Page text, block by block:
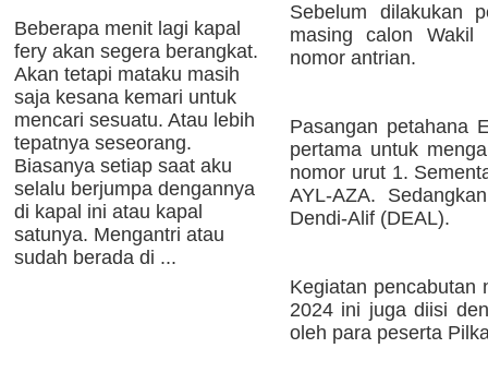
Beberapa menit lagi kapal
fery akan segera berangkat.
Akan tetapi mataku masih
saja kesana kemari untuk
mencari sesuatu. Atau lebih
tepatnya seseorang.
Biasanya setiap saat aku
selalu berjumpa dengannya
di kapal ini atau kapal
satunya. Mengantri atau
sudah berada di ...
Sebelum dilakukan
masing calon Wakil
nomor antrian.
Pasangan petahana
pertama untuk
nomor urut 1.
AYL-AZA.
Dendi-Alif (DEAL).
Kegiatan pencabutan
2024 ini juga diisi
oleh para peserta